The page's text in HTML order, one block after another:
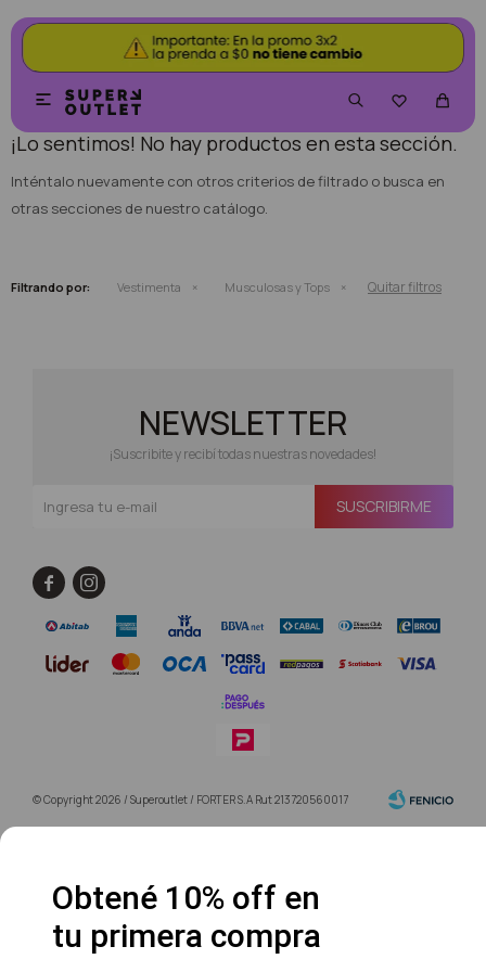

 NO SE HAN RECUPERADO PRODUCTOS
¡Lo sentimos! No hay productos en esta sección.
Inténtalo nuevamente con otros criterios de filtrado o busca en
otras secciones de nuestro catálogo.
Filtrando por: Vestimenta Musculosas y Tops Quitar filtros
NEWSLETTER
¡Suscribite y recibí todas nuestras novedades!
SUSCRIBIRME
 
© Copyright 2026 / Superoutlet / FORTER S.A Rut 213720560017
Obtené 10% off en
tu primera compra